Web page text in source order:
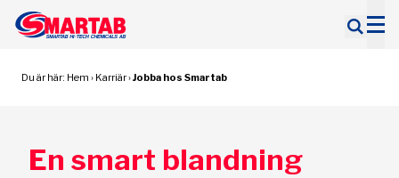
Sök
Du är här: Hem › Karriär›Jobba hos Smartab
En smart blandning